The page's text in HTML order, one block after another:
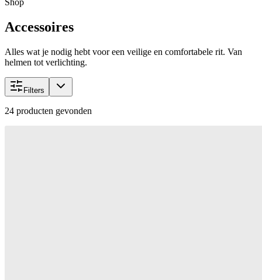
Accessoires
Alles wat je nodig hebt voor een veilige en comfortabele rit. Van
helmen tot verlichting.
Filters
24 producten gevonden